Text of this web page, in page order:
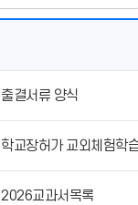
출결서류 양식
학교장허가 교외체험학
2026교과서목록